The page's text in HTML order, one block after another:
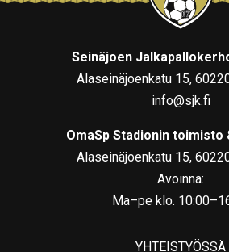
Seinäjoen
Alaseinäjoenkatu 15,
info@sjk.fi
OmaSp Stadionin toimisto
Alaseinäjoenkatu 15,
Avoinna:
Ma–pe klo.
YHTEISTYÖSSÄ